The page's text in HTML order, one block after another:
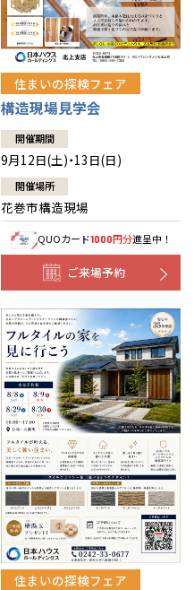
住まいの探検フェア
構造現場見学会
開催期間
9月12日(土)・13日(日)
開催場所
花巻市構造現場
QUOカード1000円分進呈中！
ご来場予約
住まいの探検フェア